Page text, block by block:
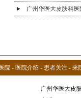
广州华医大皮肤科
院- 医院介绍 - 患者关注 - 来
广州华医大皮